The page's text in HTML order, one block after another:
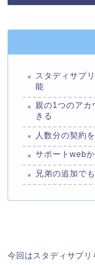
スタディサプ
能
親の1つのアカ
きる
人数分の契約
サポートweb
兄弟の追加で
今回はスタディサプ